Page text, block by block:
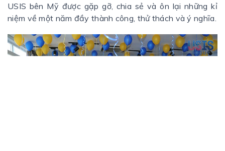
USIS bên Mỹ được gặp gỡ, chia sẻ và ôn lại những kỉ
niệm về một năm đầy thành công, thử thách và ý nghĩa.